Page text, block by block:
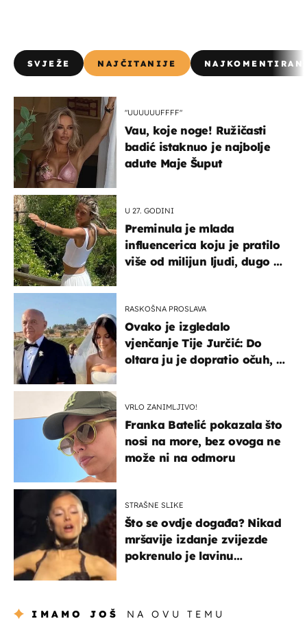
SVJEŽE NAJČITANIJE
"UUUUUUFFFF"
Vau, koje noge! Ružičasti
badić istaknuo je najbolje
adute Maje Šuput
U 27. GODINI
Preminula je mlada
influencerica koju je pratilo
više od milijun ljudi, dugo se
RASKOŠNA PROSLAVA
Ovako je izgledalo
vjenčanje Tije Jurčić: Do
oltara ju je dopratio očuh, a
VRLO ZANIMLJIVO!
Franka Batelić pokazala što
nosi na more, bez ovoga ne
može ni na odmoru
STRAŠNE SLIKE
Što se ovdje događa? Nikad
mršavije izdanje zvijezde
pokrenulo je lavinu
IMAMO JOŠ NA OVU TEMU